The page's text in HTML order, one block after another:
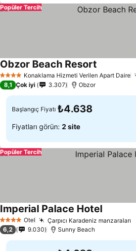
Popüler Tercih
4 Yıldız Konaklama Hizmeti Verilen Apart Daire
Obzor Beach Resort
8,1 Çok iyi 3.307 Obzor
Başlangıç Fiyatı ₺4.638
Fiyatları görün: 2 site
Popüler Tercih
4 Yıldız Otel Çarpıcı Karadeniz manzaraları
Imperial Palace HotelFiyatları
6,2 9.030 Sunny Beach